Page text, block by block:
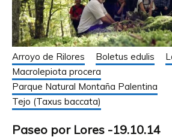
Arroyo de Rilores Boletus edulis
Macrolepiota procera
Parque Natural Montaña Palentina
Tejo (Taxus baccata)
Paseo por Lores -19.10.14